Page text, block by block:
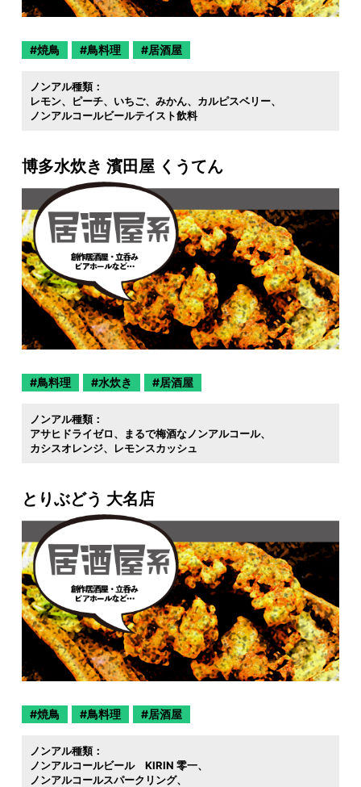
焼鳥 鳥料理 居酒屋
ノンアル種類：
レモン
ピーチ いちご みかん
カルピスベリー
ノンアルコールビールテイスト飲料
博多水炊き 濱田屋 くうてん
鳥料理 水炊き 居酒屋
ノンアル種類：
アサヒドライゼロ
まるで梅酒なノンアルコール
カシスオレンジ
レモンスカッシュ
とりぶどう 大名店
焼鳥 鳥料理 居酒屋
ノンアル種類：
ノンアルコールビール KIRIN 零一
ノンアルコールスパークリング